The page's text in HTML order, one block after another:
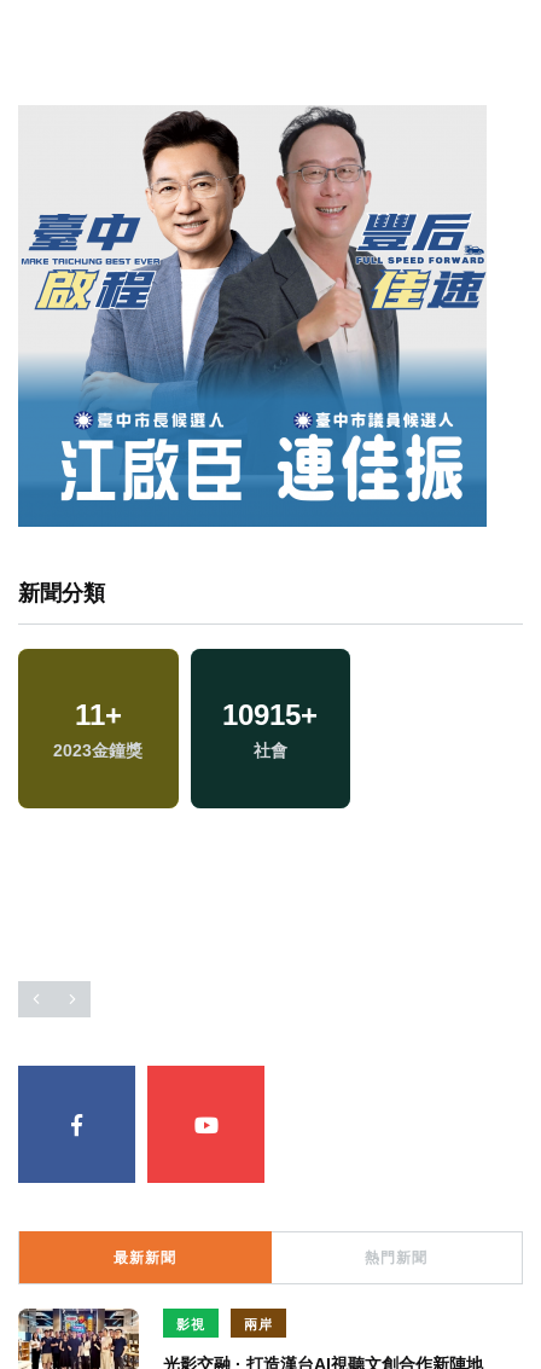
新聞分類
11+
2023金鐘獎
10915+
社會
最新新聞 熱門新聞
影視 兩岸
光影交融 · 打造漢台AI視聽文創合作新陣地